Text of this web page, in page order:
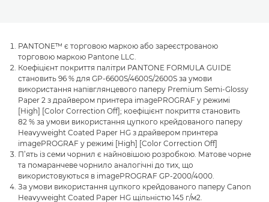
PANTONE™ є торговою маркою або зареєстрованою
торговою маркою Pantone LLC.
Коефіцієнт покриття палітри PANTONE FORMULA GUIDE
становить 96 % для GP-6600S/4600S/2600S за умови
використання напівглянцевого паперу Premium Semi-Glossy
Paper 2 з драйвером принтера imagePROGRAF у режимі
[High] [Color Correction Off]; коефіцієнт покриття становить
82 % за умови використання цупкого крейдованого паперу
Heavyweight Coated Paper HG з драйвером принтера
imagePROGRAF у режимі [High] [Color Correction Off]
П’ять із семи чорнил є найновішою розробкою. Матове чорне
та помаранчеве чорнило аналогічні до тих, що
використовуються в imagePROGRAF GP-2000/4000.
За умови використання цупкого крейдованого паперу Canon
Heavyweight Coated Paper HG щільністю 145 г/м2.